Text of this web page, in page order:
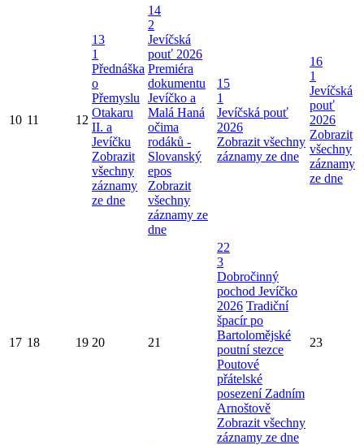
10 11 12
13
1
Přednáška
o
Přemyslu
Otakaru
II. a
Jevíčku
Zobrazit
všechny
záznamy
ze dne
14
2
Jevíčská
pouť 2026
Premiéra
dokumentu
Jevíčko a
Malá Haná
očima
rodáků -
Slovanský
epos
Zobrazit
všechny
záznamy ze
dne
15
1
Jevíčská pouť
2026
Zobrazit všechny
záznamy ze dne
16
1
Jevíčská
pouť
2026
Zobrazit
všechny
záznamy
ze dne
17 18 19 20 21
22
3
Dobročinný
pochod Jevíčko
2026 Tradiční
špacír po
Bartolomějské
poutní stezce
Poutové
přátelské
posezení Zadním
Arnoštově
Zobrazit všechny
záznamy ze dne
23